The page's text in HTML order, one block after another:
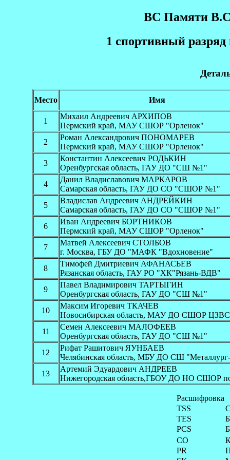
BC Пaмяти
1 cпopтивный
Место Имя
1
Михаил Андреевич АРХИПОВ
Пермский край, МАУ СШОР "Орленок"
2
Роман Александрович ПОНОМАРЕВ
Пермский край, МАУ СШОР "Орленок"
3
Константин Алексеевич РОДЬКИН
Оренбургская область, ГАУ ДО "СШ №1"
4
Данил Владиславович МАРКАРОВ
Самарская область, ГАУ ДО СО "СШОР №1"
5
Владислав Андреевич АНДРЕЙКИН
Самарская область, ГАУ ДО СО "СШОР №1"
6
Иван Андреевич БОРТНИКОВ
Пермский край, МАУ СШОР "Орленок"
7
Матвей Алексеевич СТОЛБОВ
г. Москва, ГБУ ДО "МАФК "Вдохновение"
8
Тимофей Дмитриевич АФАНАСЬЕВ
Рязанская область, ГАУ РО "ХК"Рязань-ВДВ"
9
Павел Владимирович ТАРТЫГИН
Оренбургская область, ГАУ ДО "СШ №1"
10
Максим Игоревич ТКАЧЕВ
Новосибирская область, МАУ ДО СШОР ЦЗВС
11
Семен Алексеевич МАЛОФЕЕВ
Оренбургская область, ГАУ ДО "СШ №1"
12
Рифат Рашитович ЯУНБАЕВ
Челябинская область, МБУ ДО СШ
13
Артемий Эдуардович АНДРЕЕВ
Нижегородская область,ГБОУ ДО НО СШОР
Расшифровка
TSS
TES
PCS
CO
PR